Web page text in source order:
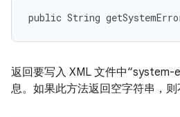
public String
返回要写入 XML 文件中“system-
息。如果此方法返回空字符串，则